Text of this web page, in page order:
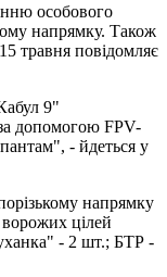
особового
напрямку. Також
травня повідомляє
9"
допомогою FPV-
- йдеться у
напрямку
цілей
- 2 шт.; БТР -